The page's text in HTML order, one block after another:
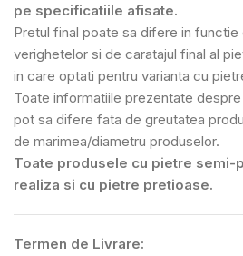
pe specificatiile afisate.
Pretul final poate sa difere in functie
verighetelor si de caratajul final al
in care optati pentru varianta cu
Toate informatiile prezentate
pot sa difere fata de greutatea
de marimea/diametru produselor.
Toate produsele cu pietre semi-
realiza si cu pietre pretioase.
Termen de Livrare: